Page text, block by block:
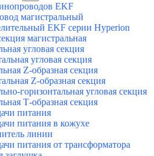
EKF
магистральный
EKF серии Hyperion
магистральная
угловая секция
угловая секция
Z-образная секция
Z-образная секция
горизонтальная угловая секция
Т-образная секция
питания
питания в кожухе
линии
питания от трансформатора